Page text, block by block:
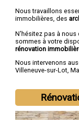
Nous travaillons
immobilières, des
N'hésitez pas à
sommes à votre
rénovation
Nous intervenons
Villeneuve-sur-Lot,